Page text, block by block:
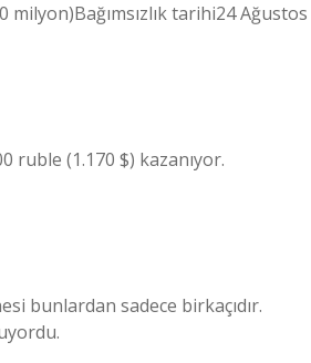
tarihi24 Ağustos
ruble (1.170 $) kazanıyor.
bunlardan sadece birkaçıdır.